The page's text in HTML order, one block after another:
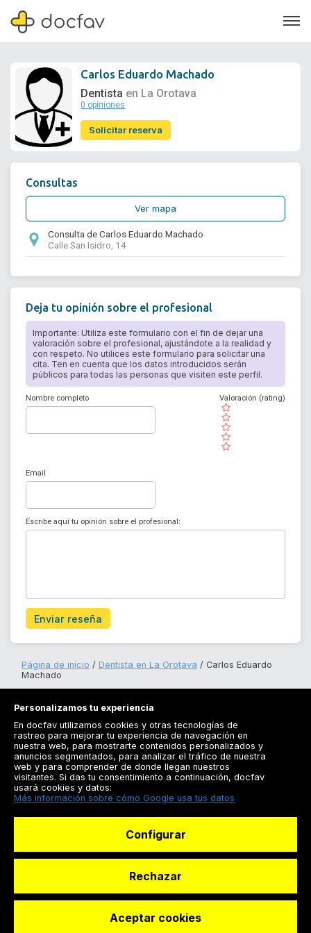
Soporte
Carlos Eduardo Machado
Dentista en La Orotava
0 opiniones
Solicitar reserva
Consultas
Ver mapa
Consulta de Carlos Eduardo Machado
Calle San Isidro, 14
Deja tu opinión sobre el profesional
Importante: Utiliza este formulario con el fin de dejar una
valoración sobre el profesional, ajustándote a la realidad y
con respeto. No utilices este formulario para solicitar una
cita. Ten en cuenta que los datos introducidos serán
públicos para todas las personas que visiten este perfil.
Nombre completo
( )
( )
( )
( )
( )
Valoración (rating)
Email
Escribe aquí tu opinión sobre el profesional:
Enviar reseña
Página de inicio Dentista en La Orotava
Carlos Eduardo
Machado
Registrarse
Docfav
© Dashboard Technologies S.L
Personalizamos tu experiencia
En docfav utilizamos cookies y otras tecnologías de
rastreo para mejorar tu experiencia de navegación en
nuestra web, para mostrarte contenidos personalizados y
anuncios segmentados, para analizar el tráfico de nuestra
web y para comprender de donde llegan nuestros
visitantes. Si das tu consentimiento a continuación, docfav
usará cookies y datos:
Más información sobre cómo Google usa tus datos
Configurar
Rechazar
Aceptar cookies